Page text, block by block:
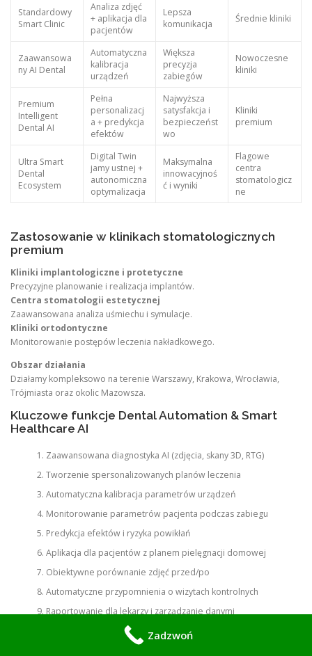
Standardowy
Smart Clinic
Analiza zdjęć
+ aplikacja dla
pacjentów
Lepsza
komunikacja
Średnie kliniki
Zaawansowa
ny AI Dental
Automatyczna
kalibracja
urządzeń
Większa
precyzja
zabiegów
Nowoczesne
kliniki
Premium
Intelligent
Dental AI
Pełna
personalizacj
a + predykcja
efektów
Najwyższa
satysfakcja i
bezpieczeńst
wo
Kliniki
premium
Ultra Smart
Dental
Ecosystem
Digital Twin
jamy ustnej +
autonomiczna
optymalizacja
Maksymalna
innowacyjnoś
ć i wyniki
Flagowe
centra
stomatologicz
ne
Zastosowanie w klinikach stomatologicznych
premium
Kliniki implantologiczne i protetyczne
Precyzyjne planowanie i realizacja implantów.
Centra stomatologii estetycznej
Zaawansowana analiza uśmiechu i symulacje.
Kliniki ortodontyczne
Monitorowanie postępów leczenia nakładkowego.
Obszar działania
Działamy kompleksowo na terenie Warszawy, Krakowa, Wrocławia,
Trójmiasta oraz okolic Mazowsza.
Kluczowe funkcje Dental Automation & Smart
Healthcare AI
Zaawansowana diagnostyka AI (zdjęcia, skany 3D, RTG)
Tworzenie spersonalizowanych planów leczenia
Automatyczna kalibracja parametrów urządzeń
Monitorowanie parametrów pacjenta podczas zabiegu
Predykcja efektów i ryzyka powikłań
Aplikacja dla pacjentów z planem pielęgnacji domowej
Obiektywne porównanie zdjęć przed/po
Automatyczne przypomnienia o wizytach kontrolnych
Raportowanie dla lekarzy i zarządzanie danymi
Digital Twin jamy ustnej do symulacji efektów
Zadzwoń